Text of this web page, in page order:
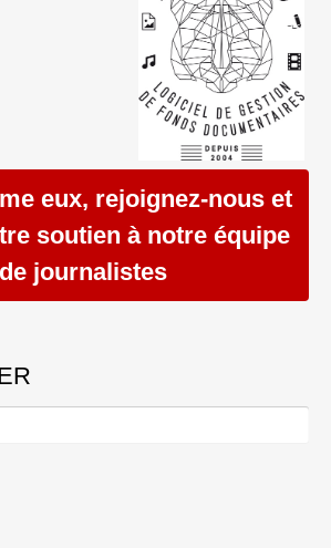
eux, rejoignez-nous et
soutien à notre équipe
de journalistes